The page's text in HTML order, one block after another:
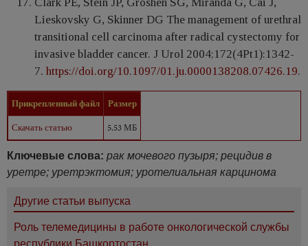
Lieskovsky G, Skinner DG The management of urethral
transitional cell carcinoma after radical cystectomy for
invasive bladder cancer. J Urol 2004;172(4Pt1):1342-
7. https://doi.org/10.1097/01.ju.0000138208.07426.19.
Прикрепленный файл
Размер
Скачать статью
5.53 МБ
Ключевые слова: рак мочевого пузыря; рецидив в
уретре; уретрэктомия; уротелиальная карцинома
Другие статьи выпуска
Роль телемедицины в работе онкологической службы